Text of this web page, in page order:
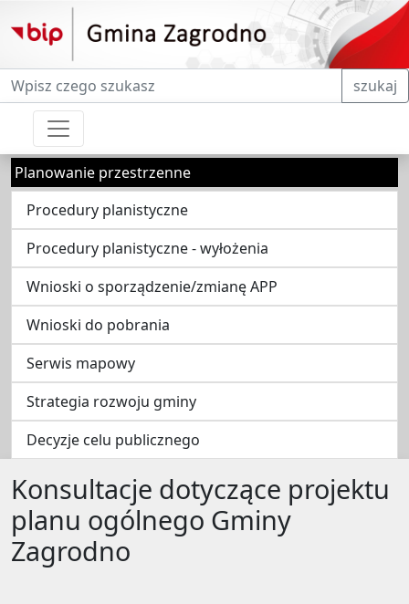
Fraza do wyszukiwania szukaj
Planowanie przestrzenne
Procedury planistyczne
Procedury planistyczne - wyłożenia
Wnioski o sporządzenie/zmianę APP
Wnioski do pobrania
Serwis mapowy
Strategia rozwoju gminy
Decyzje celu publicznego
Konsultacje dotyczące projektu
planu ogólnego Gminy
Zagrodno